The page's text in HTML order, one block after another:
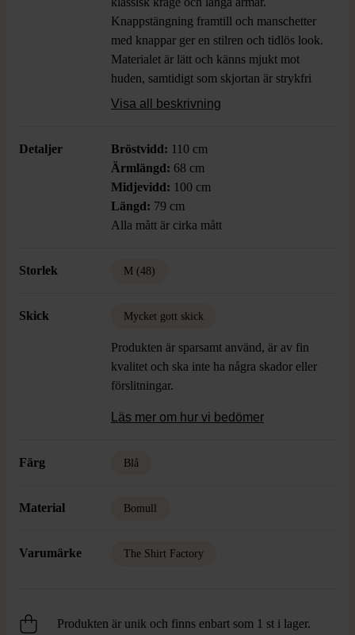
Knappstängning framtill och manschetter
med knappar ger en stilren och tidlös look.
Materialet är lätt och känns mjukt mot
huden, samtidigt som skjortan är strykfri
för en always fresh vibe. Perfekt för dig
Visa all beskrivning
Detaljer Bröstvidd: 110 cm
Ärmlängd: 68 cm
Midjevidd: 100 cm
Längd: 79 cm
Alla mått är cirka mått
Storlek M (48)
Skick Mycket gott skick
Produkten är sparsamt använd, är av fin
kvalitet och ska inte ha några skador eller
förslitningar.
Läs mer om hur vi bedömer
Färg Blå
Material Bomull
Varumärke The Shirt Factory
Produkten är unik och finns enbart som 1 st i lager.